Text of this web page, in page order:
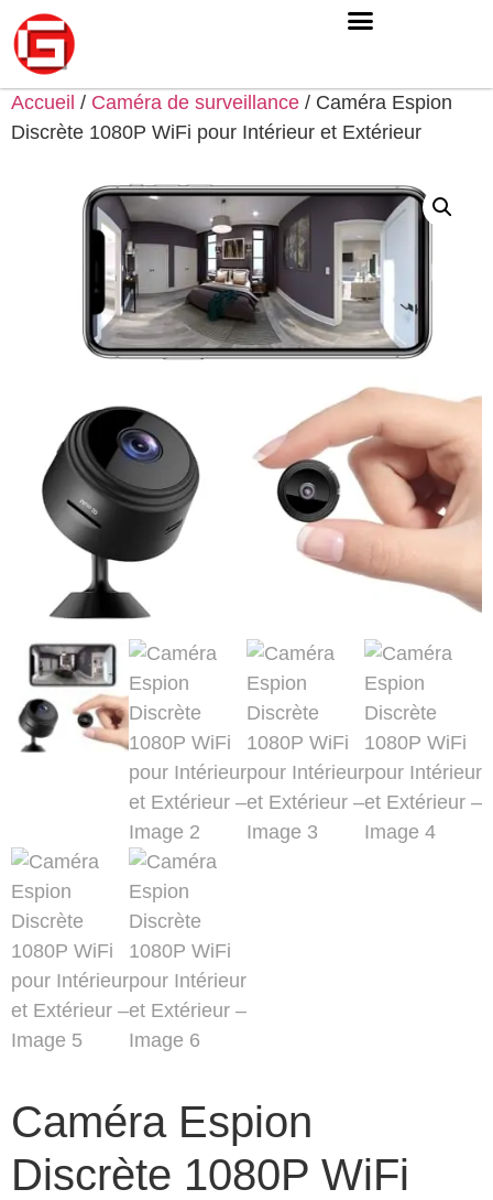
Accueil / Caméra de surveillance / Caméra Espion
Discrète 1080P WiFi pour Intérieur et Extérieur
Caméra Espion
Discrète 1080P WiFi